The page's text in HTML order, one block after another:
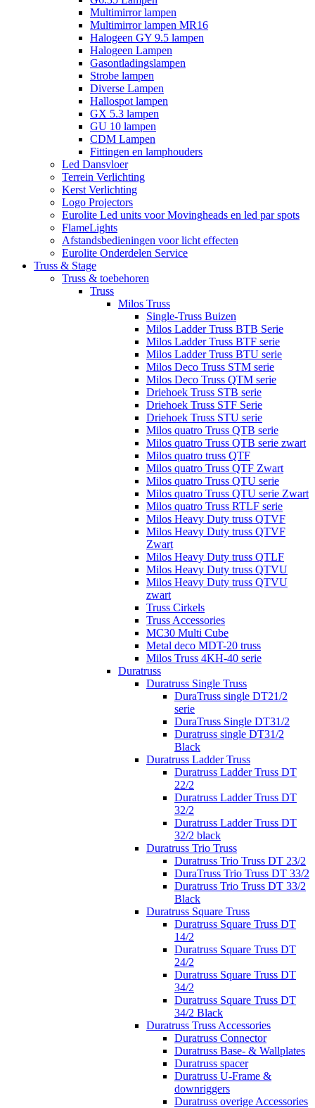
Multimirror lampen
Multimirror lampen MR16
Halogeen GY 9.5 lampen
Halogeen Lampen
Gasontladingslampen
Strobe lampen
Diverse Lampen
Hallospot lampen
GX 5.3 lampen
GU 10 lampen
CDM Lampen
Fittingen en lamphouders
Led Dansvloer
Terrein Verlichting
Kerst Verlichting
Logo Projectors
Eurolite Led units voor Movingheads en led par spots
FlameLights
Afstandsbedieningen voor licht effecten
Eurolite Onderdelen Service
Truss & Stage
Truss & toebehoren
Truss
Milos Truss
Single-Truss Buizen
Milos Ladder Truss BTB Serie
Milos Ladder Truss BTF serie
Milos Ladder Truss BTU serie
Milos Deco Truss STM serie
Milos Deco Truss QTM serie
Driehoek Truss STB serie
Driehoek Truss STF Serie
Driehoek Truss STU serie
Milos quatro Truss QTB serie
Milos quatro Truss QTB serie zwart
Milos quatro truss QTF
Milos quatro Truss QTF Zwart
Milos quatro Truss QTU serie
Milos quatro Truss QTU serie Zwart
Milos quatro Truss RTLF serie
Milos Heavy Duty truss QTVF
Milos Heavy Duty truss QTVF
Zwart
Milos Heavy Duty truss QTLF
Milos Heavy Duty truss QTVU
Milos Heavy Duty truss QTVU
zwart
Truss Cirkels
Truss Accessories
MC30 Multi Cube
Metal deco MDT-20 truss
Milos Truss 4KH-40 serie
Duratruss
Duratruss Single Truss
DuraTruss single DT21/2
serie
DuraTruss Single DT31/2
Duratruss single DT31/2
Black
Duratruss Ladder Truss
Duratruss Ladder Truss DT
22/2
Duratruss Ladder Truss DT
32/2
Duratruss Ladder Truss DT
32/2 black
Duratruss Trio Truss
Duratruss Trio Truss DT 23/2
DuraTruss Trio Truss DT 33/2
Duratruss Trio Truss DT 33/2
Black
Duratruss Square Truss
Duratruss Square Truss DT
14/2
Duratruss Square Truss DT
24/2
Duratruss Square Truss DT
34/2
Duratruss Square Truss DT
34/2 Black
Duratruss Truss Accessories
Duratruss Connector
Duratruss Base- & Wallplates
Duratruss spacer
Duratruss U-Frame &
downriggers
Duratruss overige Accessories